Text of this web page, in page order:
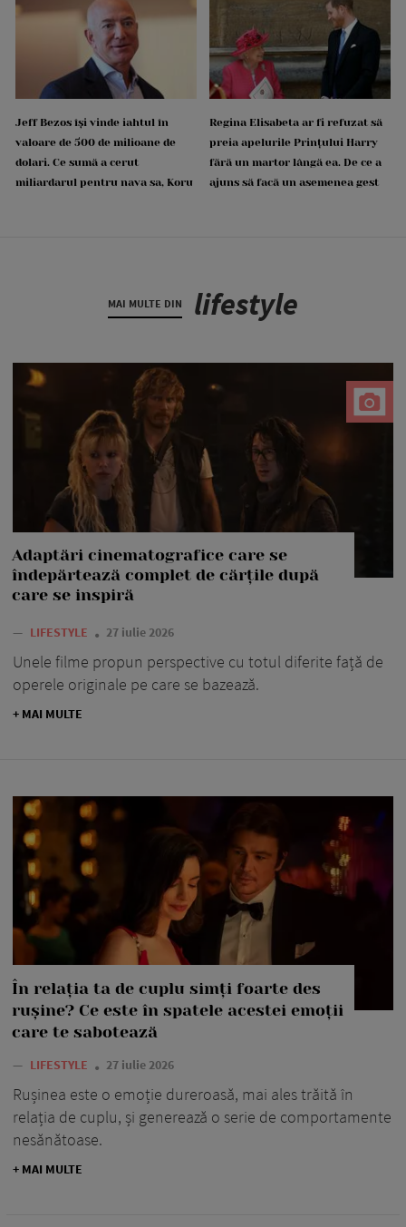
Jeff Bezos își vinde iahtul în
valoare de 500 de milioane de
dolari. Ce sumă a cerut
miliardarul pentru nava sa, Koru
Regina Elisabeta ar fi refuzat să
preia apelurile Prințului Harry
fără un martor lângă ea. De ce a
ajuns să facă un asemenea gest
MAI MULTE DIN lifestyle
Adaptări cinematografice care se
îndepărtează complet de cărțile după
care se inspiră
— LIFESTYLE 27 iulie 2026
Unele filme propun perspective cu totul diferite față de
operele originale pe care se bazează.
+ MAI MULTE
În relația ta de cuplu simți foarte des
rușine? Ce este în spatele acestei emoții
care te sabotează
— LIFESTYLE 27 iulie 2026
Rușinea este o emoție dureroasă, mai ales trăită în
relația de cuplu, și generează o serie de comportamente
nesănătoase.
+ MAI MULTE